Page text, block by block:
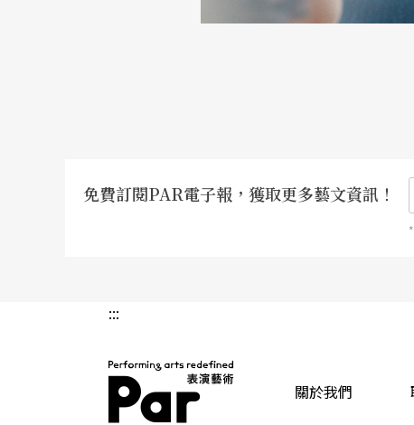
的思維掏空，以在扮演「妖魔」或「神猴」時
軸的先後，而較是在群體性與個體性的差別；
調個體的觀點，而他由於早期兼備印度古典舞
裡的意義所在，不能只是將「傳統」隨意地挪用
反思傳統如何實踐在創作之中？
這些對「傳統」與「當代」的思考，又是如何
免費訂閱PAR電子報，獲取更多藝文資訊！
:::
關於我們